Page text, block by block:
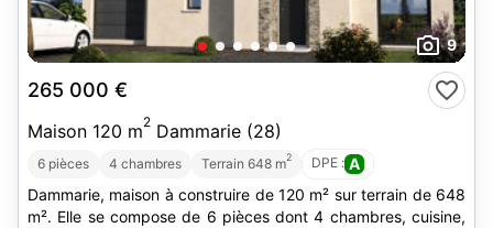
9
265 000 €
Maison 120 m2 Dammarie (28)
6 pièces 4 chambres Terrain 648 m2 DPE : A
Dammarie, maison à construire de 120 m² sur terrain de 648
m². Elle se compose de 6 pièces dont 4 chambres, cuisine,